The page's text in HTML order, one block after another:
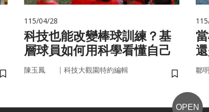
儲存書籤
115/04/28
科技也能改變棒球訓練？基
層球員如何用科學看懂自己
陳玉鳳 ｜ 科技大觀園特約編輯
儲存書籤
鄒
OPEN